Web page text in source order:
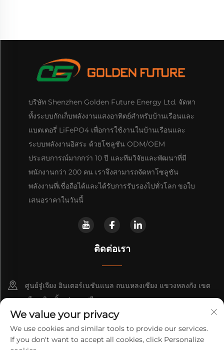
บริษัท Shenzhen Golden Future Energy Ltd. จัดหา
ทั้งระบบกักเก็บพลังงานแสงอาทิตย์สำหรับบ้านเรือนและ
แบตเตอรี่ LiFePO4 เพื่อการใช้งานในบ้านเรือนและ
ระบบพลังงานอิสระ ด้วยโซลูชัน ODM/OEM
ประสบการณ์มากกว่า 10 ปี และทีมวิจัยและพัฒนาที่มี
พนักงานกว่า 200 คน เราจึงสามารถจัดหาโซลูชัน
พลังงานที่เชื่อถือได้และได้รับการรับรองไปทั่วโลก ขอใบ
เสนอราคาในวันนี้
ติดต่อเรา
ศูนย์จู๋เจียง อินเตอร์เนชันแนล ถนนหลงเซียง แขวงหลงกัง เขต
เมืองเซินเจิ้น ประเทศจีน
+86-13316809242
[email protected]
We value your privacy
We use cookies and similar tools to provide our services.
If you don't want to accept all cookies, click Personalize